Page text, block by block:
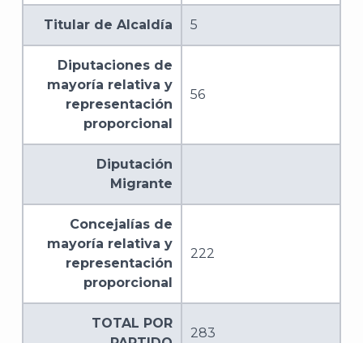
Titular de Alcaldía 5
Diputaciones de
mayoría relativa y
representación
proporcional
56
Diputación
Migrante
Concejalías de
mayoría relativa y
representación
proporcional
222
TOTAL POR
283